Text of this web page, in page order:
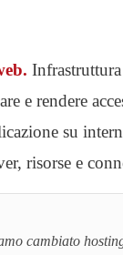
e rendere
su
risorse e
cambiato